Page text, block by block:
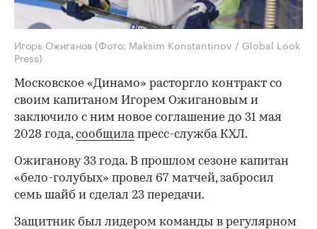
Игорь Ожиганов (Фото: Maksim Konstantinov / Global Look
Press)
Московское «Динамо» расторгло контракт со
своим капитаном Игорем Ожигановым и
заключило с ним новое соглашение до 31 мая
2028 года,сообщилапресс-служба КХЛ.
Ожиганову 33 года. В прошлом сезоне капитан
«бело-голубых» провел 67 матчей, забросил
семь шайб и сделал 23 передачи.
Защитник был лидером команды в регулярном